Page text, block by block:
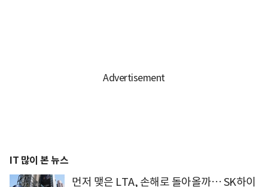
IT 많이 본 뉴스
먼저 맺은 LTA, 손해로 돌아올까… SK하이